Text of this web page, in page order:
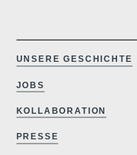
UNSERE GESCHICHTE
JOBS
KOLLABORATION
PRESSE